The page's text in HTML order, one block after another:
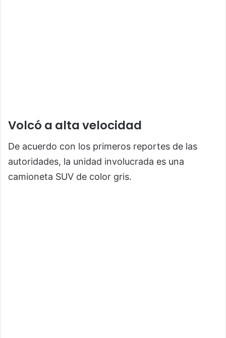
Volcó a alta velocidad
De acuerdo con los primeros reportes de las
autoridades, la unidad involucrada es una
camioneta SUV de color gris.